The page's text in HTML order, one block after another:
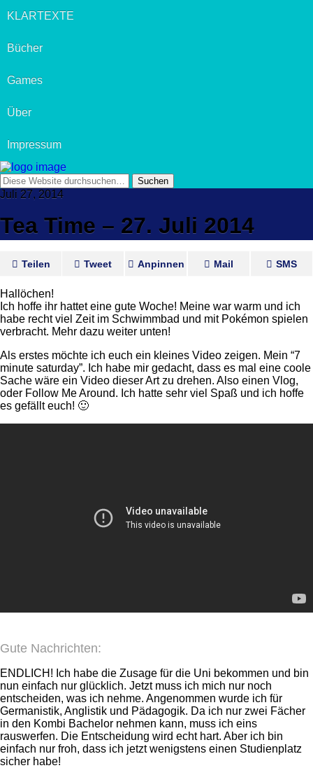
KLARTEXTE
Bücher
Games
Über
Impressum
Juli 27, 2014
Tea Time – 27. Juli 2014
Teilen Tweet Anpinnen Mail SMS
Hallöchen!
Ich hoffe ihr hattet eine gute Woche! Meine war warm und ich
habe recht viel Zeit im Schwimmbad und mit Pokémon spielen
verbracht. Mehr dazu weiter unten!
Als erstes möchte ich euch ein kleines Video zeigen. Mein “7
minute saturday”. Ich habe mir gedacht, dass es mal eine coole
Sache wäre ein Video dieser Art zu drehen. Also einen Vlog,
oder Follow Me Around. Ich hatte sehr viel Spaß und ich hoffe
es gefällt euch! 🙂
Gute Nachrichten:
ENDLICH! Ich habe die Zusage für die Uni bekommen und bin
nun einfach nur glücklich. Jetzt muss ich mich nur noch
entscheiden, was ich nehme. Angenommen wurde ich für
Germanistik, Anglistik und Pädagogik. Da ich nur zwei Fächer
in den Kombi Bachelor nehmen kann, muss ich eins
rauswerfen. Die Entscheidung wird echt hart. Aber ich bin
einfach nur froh, dass ich jetzt wenigstens einen Studienplatz
sicher habe!